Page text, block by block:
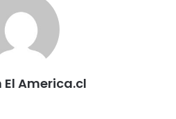
El America.cl